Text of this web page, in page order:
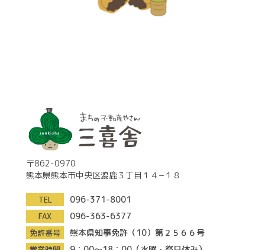
〒862-0970
熊本県熊本市中央区渡鹿３丁目１４−１８
TEL 096-371-8001
FAX 096-363-6377
免許番号 熊本県知事免許（10）第２５６６号